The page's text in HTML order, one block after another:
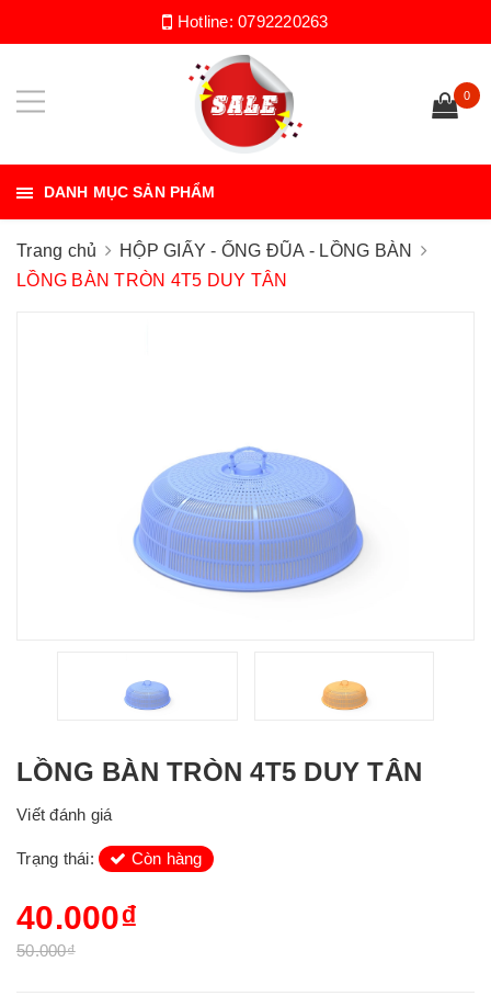
Hotline:0792220263
0
DANH MỤC SẢN PHẨM
Trang chủ
HỘP GIẤY - ỐNG ĐŨA - LỒNG BÀN
LỒNG BÀN TRÒN 4T5 DUY TÂN
LỒNG BÀN TRÒN 4T5 DUY TÂN
Viết đánh giá
Trạng thái: Còn hàng
40.000₫
50.000₫